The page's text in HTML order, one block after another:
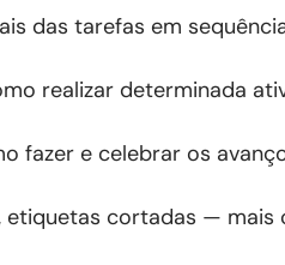
das tarefas em
realizar determinada
fazer e celebrar os
etiquetas cortadas —